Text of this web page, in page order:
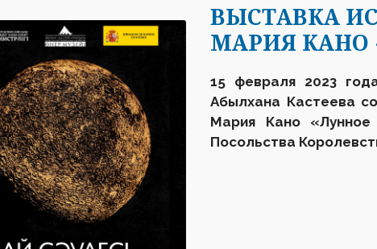
ВЫСТАВКА
МАРИЯ КАНО
15 февраля 2023
Абылхана Кастеева
Мария Кано «Лунное
Посольства